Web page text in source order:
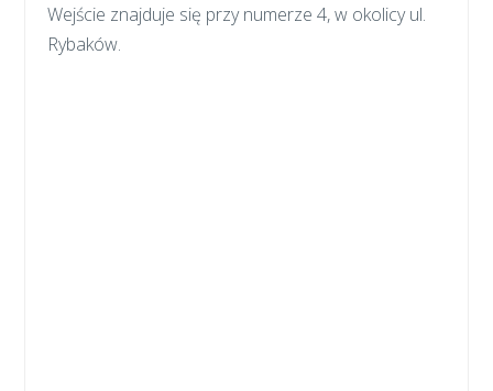
Wejście znajduje się przy numerze 4, w okolicy ul.
Rybaków.